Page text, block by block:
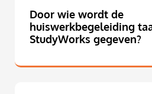
Door wie wordt de
huiswerkbegeleiding
StudyWorks gegeven?